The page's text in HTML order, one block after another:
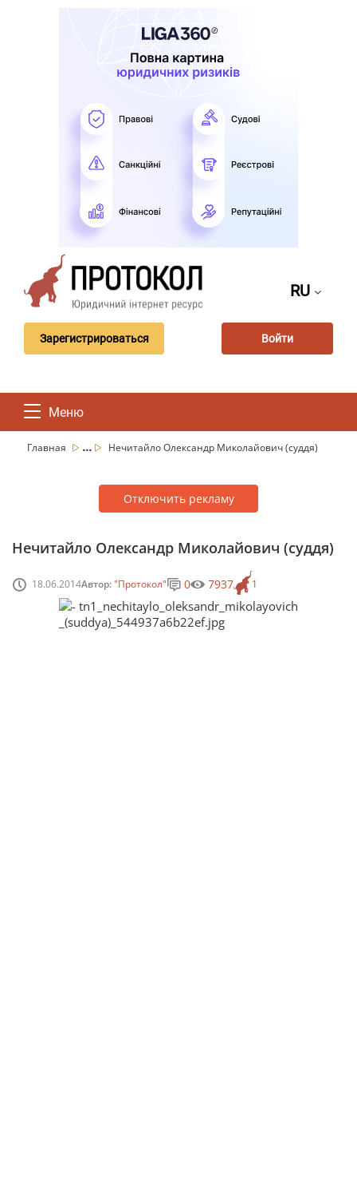
RU
Зарегистрироваться Войти
Меню
Главная ... Нечитайло Олександр Миколайович (суддя)
Отключить рекламу
Нечитайло Олександр Миколайович (суддя)
18.06.2014Автор:"Протокол" 1
0 7937